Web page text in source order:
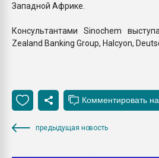
Западной Африке.
Консультантами Sinochem
Zealand Banking Group, Halcyon,
предыдущая новость